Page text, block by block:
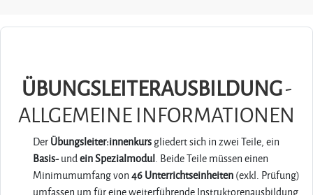
ÜBUNGSLEITERAUSBILDUNG-
ALLGEMEINE INFORMATIONEN
DerÜbungsleiter:innenkursgliedert sich in zwei Teile,ein
Basis-undein Spezialmodul. Beide Teile müssen einen
Minimumumfang von46 Unterrichtseinheiten(exkl. Prüfung)
umfassen um für eine weiterführende Instruktorenausbildung